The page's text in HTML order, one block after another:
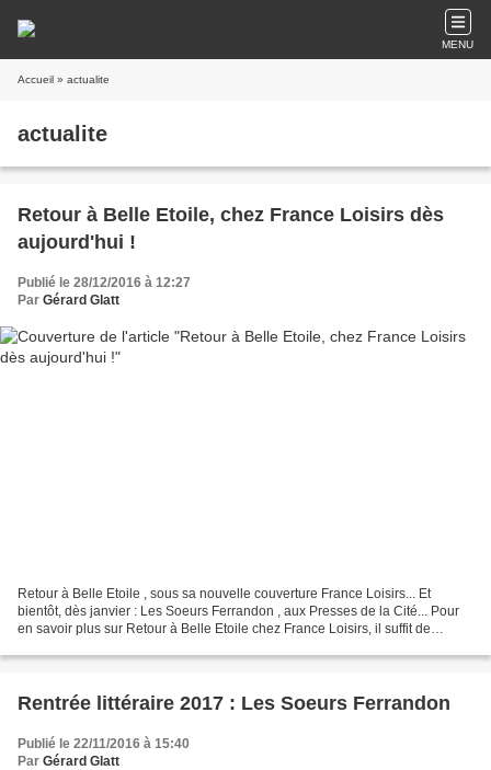
MENU
Accueil » actualite
actualite
Retour à Belle Etoile, chez France Loisirs dès
aujourd'hui !
Publié le 28/12/2016 à 12:27
Par Gérard Glatt
Retour à Belle Etoile , sous sa nouvelle couverture France Loisirs... Et
bientôt, dès janvier : Les Soeurs Ferrandon , aux Presses de la Cité... Pour
en savoir plus sur Retour à Belle Etoile chez France Loisirs, il suffit de
Rentrée littéraire 2017 : Les Soeurs Ferrandon
Publié le 22/11/2016 à 15:40
Par Gérard Glatt